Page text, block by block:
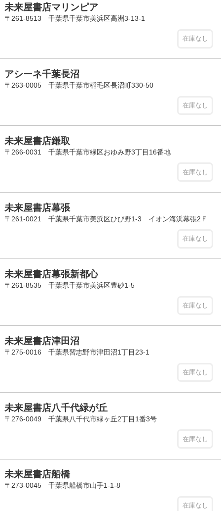
未来屋書店マリンピア
〒261-8513 千葉県千葉市美浜区高洲3-13-1
在庫なし
アシーネ千葉長沼
〒263-0005 千葉県千葉市稲毛区長沼町330-50
在庫なし
未来屋書店鎌取
〒266-0031 千葉県千葉市緑区おゆみ野3丁目16番地
在庫なし
未来屋書店幕張
〒261-0021 千葉県千葉市美浜区ひび野1-3 イオン海浜幕張2Ｆ
在庫なし
未来屋書店幕張新都心
〒261-8535 千葉県千葉市美浜区豊砂1-5
在庫なし
未来屋書店津田沼
〒275-0016 千葉県習志野市津田沼1丁目23-1
在庫なし
未来屋書店八千代緑が丘
〒276-0049 千葉県八千代市緑ヶ丘2丁目1番3号
在庫なし
未来屋書店船橋
〒273-0045 千葉県船橋市山手1-1-8
在庫なし